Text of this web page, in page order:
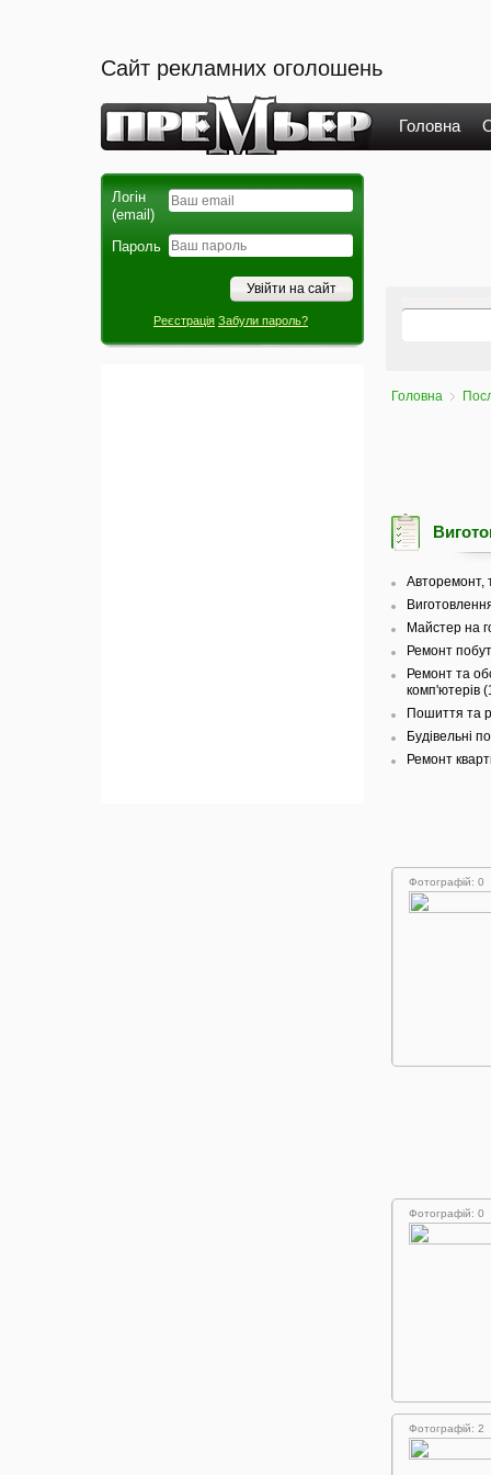
Сайт рекламних оголошень
Головна
Логін
(email)
Пароль
Реєстрація Забули пароль?
Головна
Авторемонт,
Майстер на
Ремонт
Ремонт та
комп'ютерів
Пошиття та
Будівельні
Ремонт
Фотографій: 0
Фотографій: 0
Фотографій: 2